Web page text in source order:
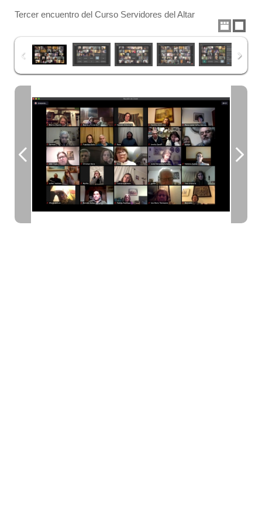
Tercer encuentro del Curso Servidores del Altar